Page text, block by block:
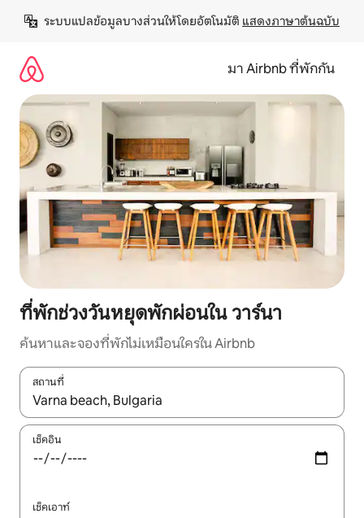
เนื้อหา
ระบบแปลข้อมูลบางส่วนให้โดยอัตโนมัติ แสดงภาษาต้นฉบับ
มา Airbnb ที่พักกัน
ที่พักช่วงวันหยุดพักผ่อนใน วาร์นา
ค้นหาและจองที่พักไม่เหมือนใครใน Airbnb
สถานที่
ใช้ลูกศรขึ้นลง หรือใช้การสัมผัสหรือปัด เพื่อสำรวจผลการค้นหา
เช็คอิน
เช็คเอาท์